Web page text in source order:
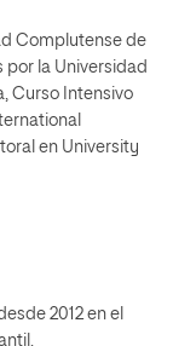
Complutense de
por la Universidad
Curso Intensivo
en University
2012 en el